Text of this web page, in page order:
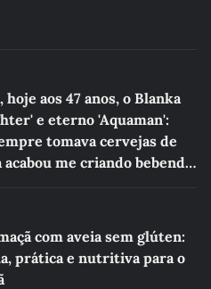
hoje aos 47 anos, o Blanka
e eterno 'Aquaman':
tomava cervejas de
acabou me criando bebendo
com aveia sem glúten:
prática e nutritiva para o